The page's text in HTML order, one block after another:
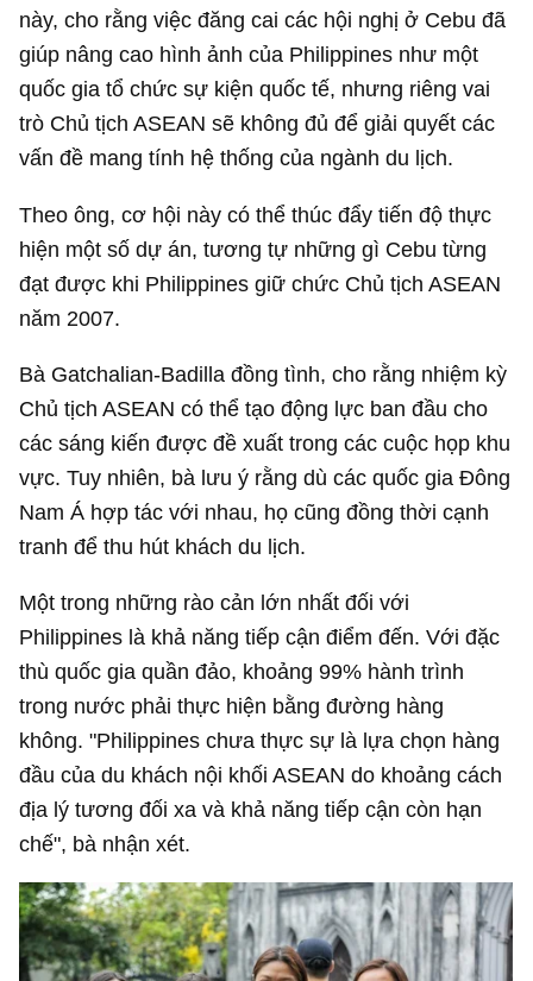
này, cho rằng việc đăng cai các hội nghị ở Cebu đã
giúp nâng cao hình ảnh của Philippines như một
quốc gia tổ chức sự kiện quốc tế, nhưng riêng vai
trò Chủ tịch ASEAN sẽ không đủ để giải quyết các
vấn đề mang tính hệ thống của ngành du lịch.
Theo ông, cơ hội này có thể thúc đẩy tiến độ thực
hiện một số dự án, tương tự những gì Cebu từng
đạt được khi Philippines giữ chức Chủ tịch ASEAN
năm 2007.
Bà Gatchalian-Badilla đồng tình, cho rằng nhiệm kỳ
Chủ tịch ASEAN có thể tạo động lực ban đầu cho
các sáng kiến được đề xuất trong các cuộc họp khu
vực. Tuy nhiên, bà lưu ý rằng dù các quốc gia Đông
Nam Á hợp tác với nhau, họ cũng đồng thời cạnh
tranh để thu hút khách du lịch.
Một trong những rào cản lớn nhất đối với
Philippines là khả năng tiếp cận điểm đến. Với đặc
thù quốc gia quần đảo, khoảng 99% hành trình
trong nước phải thực hiện bằng đường hàng
không. "Philippines chưa thực sự là lựa chọn hàng
đầu của du khách nội khối ASEAN do khoảng cách
địa lý tương đối xa và khả năng tiếp cận còn hạn
chế", bà nhận xét.